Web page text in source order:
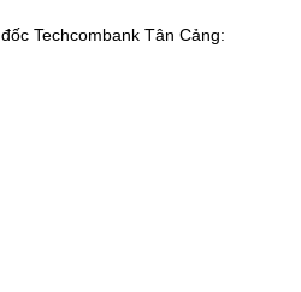
Techcombank Tân Cảng: